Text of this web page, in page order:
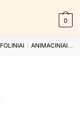
0
FOLINIAI / ANIMACINIAI